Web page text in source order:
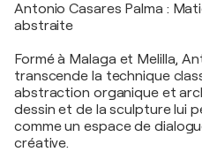
Antonio Casares Palma :
abstraite
Formé à Malaga et Melilla,
transcende la technique
abstraction organique et
dessin et de la sculpture lui
comme un espace de
créative.